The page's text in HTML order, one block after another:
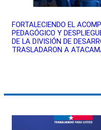
FORTALECIENDO EL
PEDAGÓGICO Y
DE LA DIVISIÓN DE
TRASLADARON A